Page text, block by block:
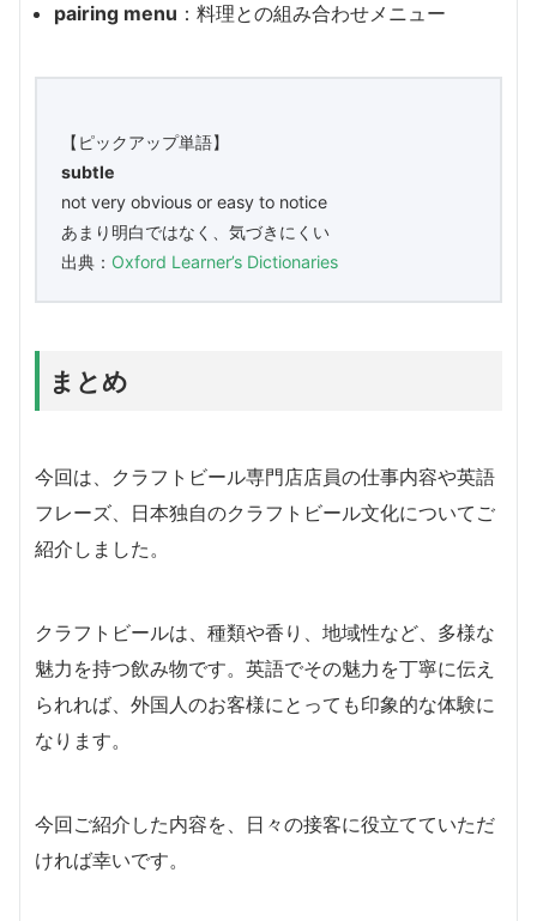
pairing menu ：料理との組み合わせメニュー
【ピックアップ単語】
subtle
not very obvious or easy to notice
あまり明白ではなく、気づきにくい
出典： Oxford Learner’s Dictionaries
まとめ
今回は、クラフトビール専門店店員の仕事内容や英語
フレーズ、日本独自のクラフトビール文化についてご
紹介しました。
クラフトビールは、種類や香り、地域性など、多様な
魅力を持つ飲み物です。英語でその魅力を丁寧に伝え
られれば、外国人のお客様にとっても印象的な体験に
なります。
今回ご紹介した内容を、日々の接客に役立てていただ
ければ幸いです。